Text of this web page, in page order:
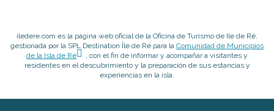
iledere.com es la página web oficial de la Oficina de Turismo de Ile de Ré,
gestionada por la SPL Destination Île de Ré para la Comunidad de Municipios
de la Isla de Ré
, con el fin de informar y acompañar a visitantes y
residentes en el descubrimiento y la preparación de sus estancias y
experiencias en la isla.